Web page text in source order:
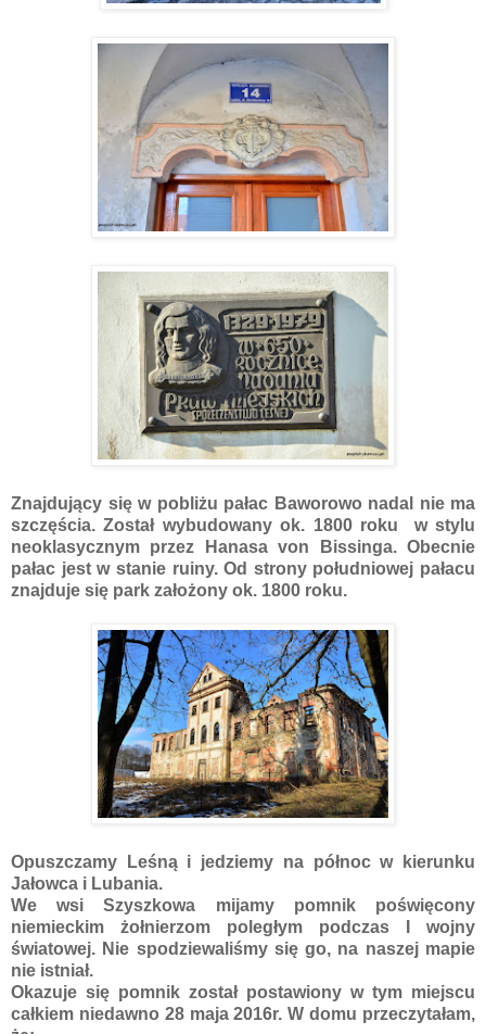
Znajdujący się w pobliżu pałac Baworowo nadal nie ma
szczęścia. Został wybudowany ok. 1800 roku w stylu
neoklasycznym przez Hanasa von Bissinga. Obecnie
pałac jest w stanie ruiny. Od strony południowej pałacu
znajduje się park założony ok. 1800 roku.
Opuszczamy Leśną i jedziemy na północ w kierunku
Jałowca i Lubania.
We wsi Szyszkowa mijamy pomnik poświęcony
niemieckim żołnierzom poległym podczas I wojny
światowej. Nie spodziewaliśmy się go, na naszej mapie
nie istniał.
Okazuje się pomnik został postawiony w tym miejscu
całkiem niedawno 28 maja 2016r. W domu przeczytałam,